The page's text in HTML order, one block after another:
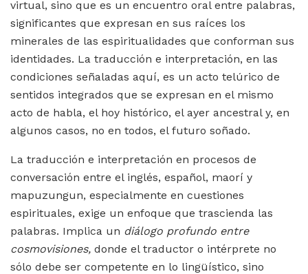
virtual, sino que es un encuentro oral entre palabras,
significantes que expresan en sus raíces los
minerales de las espiritualidades que conforman sus
identidades. La traducción e interpretación, en las
condiciones señaladas aquí, es un acto telúrico de
sentidos integrados que se expresan en el mismo
acto de habla, el hoy histórico, el ayer ancestral y, en
algunos casos, no en todos, el futuro soñado.
La traducción e interpretación en procesos de
conversación entre el inglés, español, maorí y
mapuzungun, especialmente en cuestiones
espirituales, exige un enfoque que trascienda las
palabras. Implica un diálogo profundo entre
cosmovisiones, donde el traductor o intérprete no
sólo debe ser competente en lo lingüístico, sino